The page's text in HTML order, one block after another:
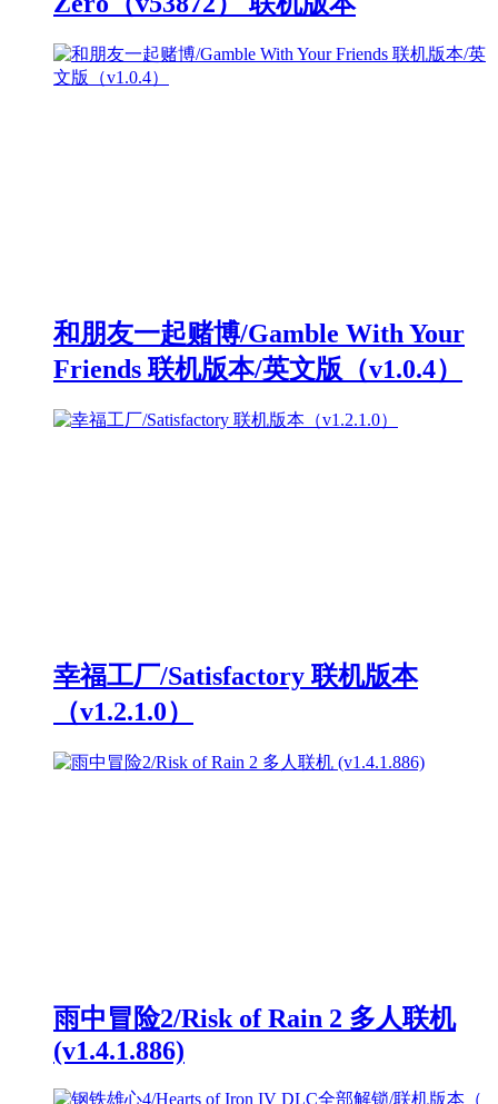
和朋友一起赌博/Gamble With Your
Friends 联机版本/英文版（v1.0.4）
幸福工厂/Satisfactory 联机版本
（v1.2.1.0）
雨中冒险2/Risk of Rain 2 多人联机
(v1.4.1.886)